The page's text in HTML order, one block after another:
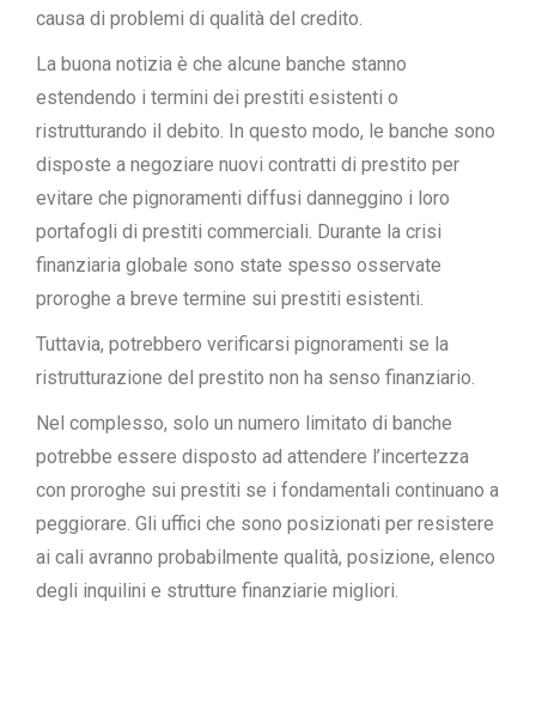
causa di problemi di qualità del credito.
La buona notizia è che alcune banche stanno
estendendo i termini dei prestiti esistenti o
ristrutturando il debito. In questo modo, le banche sono
disposte a negoziare nuovi contratti di prestito per
evitare che pignoramenti diffusi danneggino i loro
portafogli di prestiti commerciali. Durante la crisi
finanziaria globale sono state spesso osservate
proroghe a breve termine sui prestiti esistenti.
Tuttavia, potrebbero verificarsi pignoramenti se la
ristrutturazione del prestito non ha senso finanziario.
Nel complesso, solo un numero limitato di banche
potrebbe essere disposto ad attendere l’incertezza
con proroghe sui prestiti se i fondamentali continuano a
peggiorare. Gli uffici che sono posizionati per resistere
ai cali avranno probabilmente qualità, posizione, elenco
degli inquilini e strutture finanziarie migliori.